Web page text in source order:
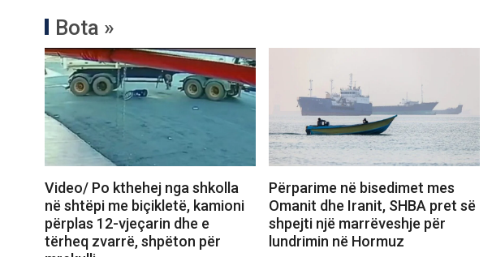
Bota »
Video/ Po kthehej nga shkolla
në shtëpi me biçikletë, kamioni
përplas 12-vjeçarin dhe e
tërheq zvarrë, shpëton për
Përparime në bisedimet mes
Omanit dhe Iranit, SHBA pret së
shpejti një marrëveshje për
lundrimin në Hormuz